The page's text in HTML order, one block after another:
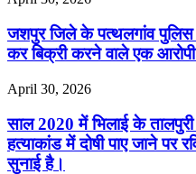
जशपुर जिले के पत्थलगांव
कर बिक्री करने वाले एक आरोपी
April 30, 2026
साल 2020 में भिलाई के
हत्याकांड में दोषी पाए जाने पर
सुनाई है।